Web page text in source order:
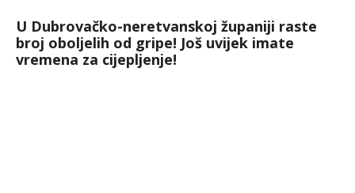
U Dubrovačko-neretvanskoj županiji raste
broj oboljelih od gripe! Još uvijek imate
vremena za cijepljenje!